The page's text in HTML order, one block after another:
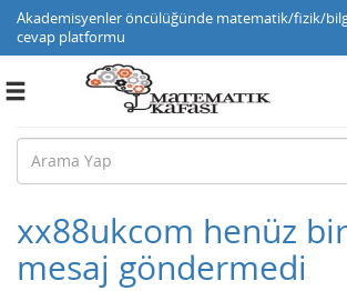
Akademisyenler öncülüğünde matematik/fizik/
cevap platformu
Toggle
xx88ukcom henüz bir
mesaj göndermedi